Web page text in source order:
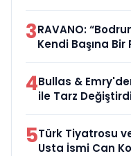
3RAVANO:
Kendi Başına Bir
4Bullas &
ile Tarz
5Türk Tiyatrosu
Usta İsmi Can